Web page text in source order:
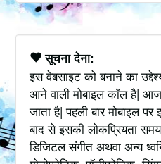
सूचना देना:
इस वेबसाइट को बनाने का
आने वाली मोबाइल कॉल है|
जाता है| पहली बार मोबाइल
बाद से इसकी लोकप्रियता
डिजिटल संगीत अथवा अन्य